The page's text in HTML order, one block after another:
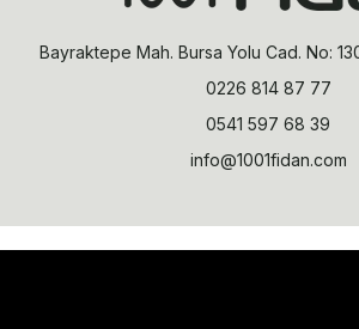
Bayraktepe Mah. Bursa Yolu Cad. No:
0226 814 87 77
0541 597 68 39
info@1001fidan.com